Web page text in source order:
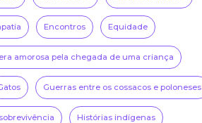
Encontros Equidade
amorosa pela chegada de uma criança
Guerras entre os cossacos e poloneses
Histórias indígenas